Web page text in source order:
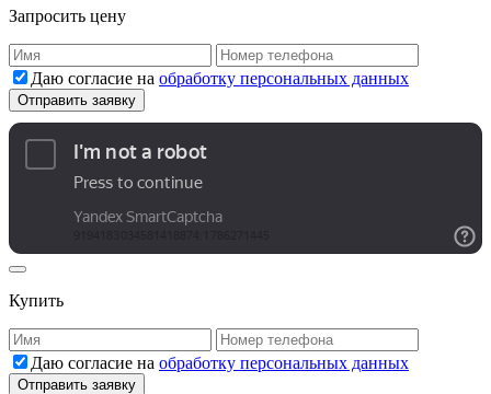
Запросить цену
Даю согласие на обработку персональных данных
Купить
Даю согласие на обработку персональных данных